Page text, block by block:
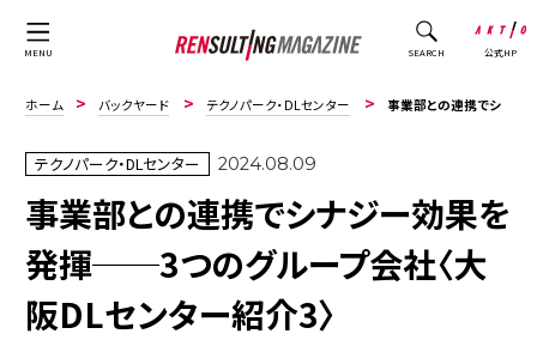
MENU SEARCH 公式HP
ホーム バックヤード テクノパーク・DLセンター 事業部との連携でシナジー効果を発揮──3つのグループ会社〈大阪DLセンター紹介3〉
テクノパーク・DLセンター 2024.08.09
事業部との連携でシナジー効果を
発揮──3つのグループ会社〈大
阪DLセンター紹介3〉